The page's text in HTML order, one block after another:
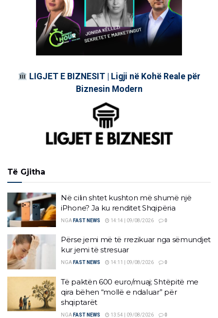
LIGJET E BIZNESIT | Ligji në Kohë Reale për
Biznesin Modern
Të Gjitha
Në cilin shtet kushton më shumë një
iPhone? Ja ku renditet Shqipëria
NGA FAST NEWS 14:14 | 09/08/2026 0
Përse jemi më të rrezikuar nga sëmundjet
kur jemi të stresuar
NGA FAST NEWS 14:11 | 09/08/2026 0
Të paktën 600 euro/muaj; Shtëpitë me
qira bëhen “mollë e ndaluar” për
shqiptarët
NGA FAST NEWS 13:54 | 09/08/2026 0